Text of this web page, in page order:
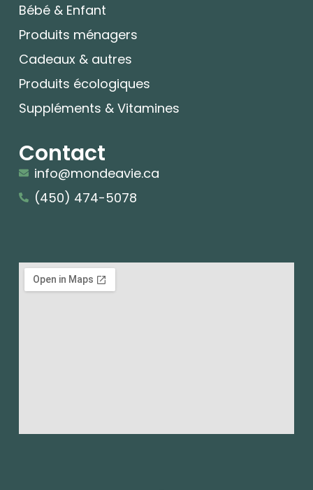
Bébé & Enfant
Produits ménagers
Cadeaux & autres
Produits écologiques
Suppléments & Vitamines
Contact
info@mondeavie.ca
(450) 474-5078